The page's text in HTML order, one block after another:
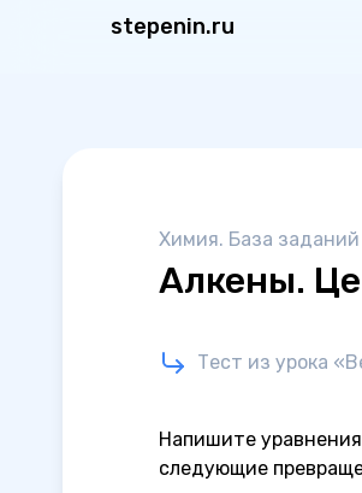
stepenin.ru
Химия. База заданий
Алкены.
Тест из урока
Напишите
следующие